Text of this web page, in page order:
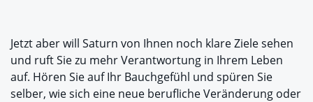
Jetzt aber will Saturn von Ihnen noch klare Ziele sehen
und ruft Sie zu mehr Verantwortung in Ihrem Leben
auf. Hören Sie auf Ihr Bauchgefühl und spüren Sie
selber, wie sich eine neue berufliche Veränderung oder